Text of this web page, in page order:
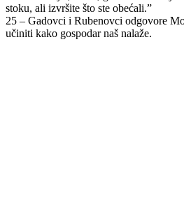
stoku, ali izvršite što ste obećali.”
25 – Gadovci i Rubenovci odgovore
učiniti kako gospodar naš nalaže.